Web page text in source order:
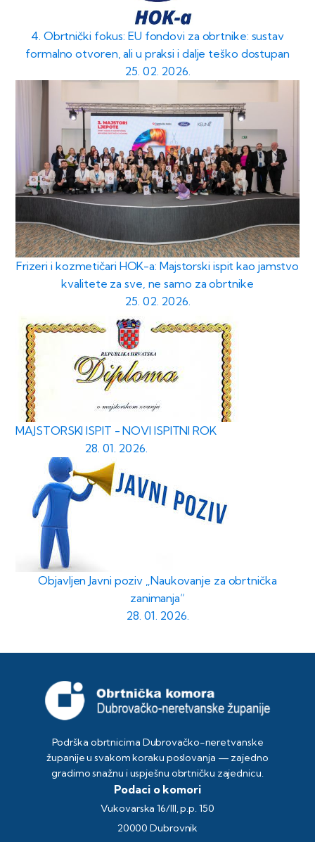
4. Obrtnički fokus: EU fondovi za obrtnike: sustav
formalno otvoren, ali u praksi i dalje teško dostupan
25. 02. 2026.
Frizeri i kozmetičari HOK-a: Majstorski ispit kao jamstvo
kvalitete za sve, ne samo za obrtnike
25. 02. 2026.
MAJSTORSKI ISPIT - NOVI ISPITNI ROK
28. 01. 2026.
Objavljen Javni poziv „Naukovanje za obrtnička
zanimanja“
28. 01. 2026.
Podrška obrtnicima Dubrovačko-neretvanske
županije u svakom koraku poslovanja — zajedno
gradimo snažnu i uspješnu obrtničku zajednicu.
Podaci o komori
Vukovarska 16/III, p.p. 150
20000 Dubrovnik